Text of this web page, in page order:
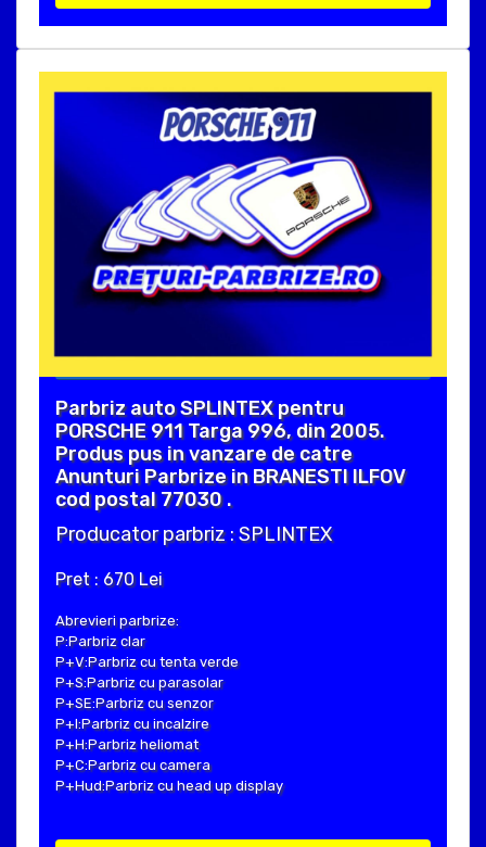
Parbriz auto SPLINTEX pentru
PORSCHE 911 Targa 996, din 2005.
Produs pus in vanzare de catre
Anunturi Parbrize in BRANESTI ILFOV
cod postal 77030 .
Producator parbriz : SPLINTEX
Pret : 670 Lei
Abrevieri parbrize:
P:Parbriz clar
P+V:Parbriz cu tenta verde
P+S:Parbriz cu parasolar
P+SE:Parbriz cu senzor
P+I:Parbriz cu incalzire
P+H:Parbriz heliomat
P+C:Parbriz cu camera
P+Hud:Parbriz cu head up display